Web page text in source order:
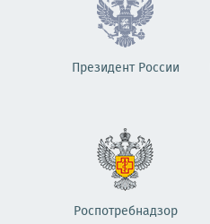
Президент России
Роспотребнадзор